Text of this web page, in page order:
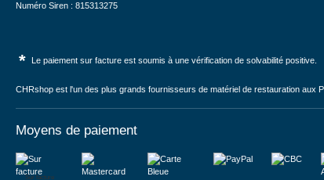
Numéro Siren : 815313275
* Le paiement sur facture est soumis à une vérification de solvabilité positive.
CHRshop est l'un des plus grands fournisseurs de matériel de restauration aux
Moyens de paiement
Sur facture